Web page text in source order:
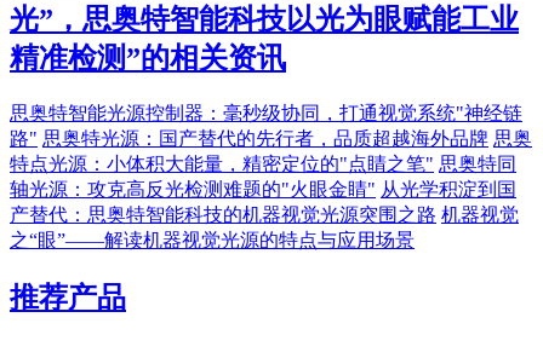
光”，思奥特智能科技以光为眼赋能工业
精准检测”的相关资讯
思奥特智能光源控制器：毫秒级协同，打通视觉系统"神经链
路" 思奥特光源：国产替代的先行者，品质超越海外品牌 思奥
特点光源：小体积大能量，精密定位的"点睛之笔" 思奥特同
轴光源：攻克高反光检测难题的"火眼金睛" 从光学积淀到国
产替代：思奥特智能科技的机器视觉光源突围之路 机器视觉
之“眼”——解读机器视觉光源的特点与应用场景
推荐产品